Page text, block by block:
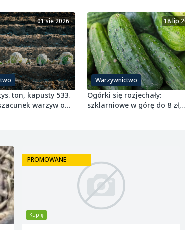
01 sie 2026
ton, kapusty 533.
warzyw o
Warzywnictwo
18 lip
Ogórki się rozjechały:
szklarniowe w górę do 8 zł,
Kupię
PROMOWANE